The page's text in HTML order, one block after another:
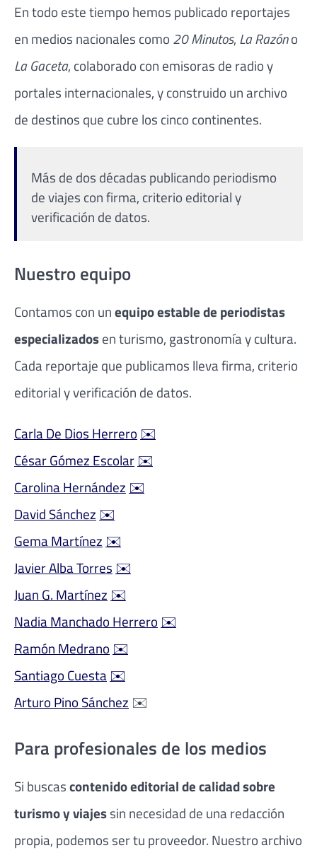
En todo este tiempo hemos publicado reportajes
en medios nacionales como 20 Minutos, La Razóno
La Gaceta, colaborado con emisoras de radio y
portales internacionales, y construido un archivo
de destinos que cubre los cinco continentes.
Más de dos décadas publicando periodismo
de viajes con firma, criterio editorial y
verificación de datos.
Nuestro equipo
Contamos con unequipo estable de periodistas
especializadosen turismo, gastronomía y cultura.
Cada reportaje que publicamos lleva firma, criterio
editorial y verificación de datos.
Carla De Dios Herrero ✉️
César Gómez Escolar ✉️
Carolina Hernández ✉️
David Sánchez ✉️
Gema Martínez ✉️
Javier Alba Torres ✉️
Juan G. Martínez ✉️
Nadia Manchado Herrero ✉️
Ramón Medrano ✉️
Santiago Cuesta ✉️
Arturo Pino Sánchez ✉️
Para profesionales de los medios
Si buscascontenido editorial de calidad sobre
turismo y viajessin necesidad de una redacción
propia, podemos ser tu proveedor. Nuestro archivo